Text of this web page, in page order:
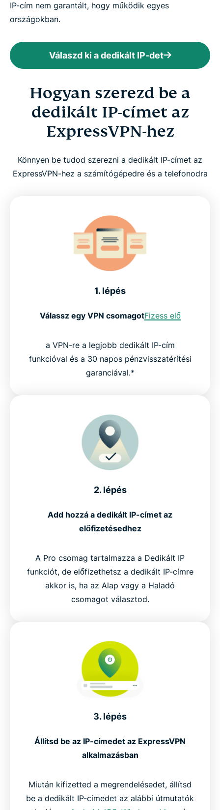
IP-cím nem garantált, hogy működik egyes
országokban.
Válaszd ki a dedikált IP-det
Hogyan szerezd be a
dedikált IP-címet az
ExpressVPN-hez
Könnyen be tudod szerezni a dedikált IP-címet az
ExpressVPN-hez a számítógépedre és a telefonodra
1. lépés
Válassz egy VPN csomagotFizess elő
a VPN-re a legjobb dedikált IP-cím
funkcióval és a 30 napos pénzvisszatérítési
garanciával.*
2. lépés
Add hozzá a dedikált IP-címet az
előfizetésedhez
A Pro csomag tartalmazza a Dedikált IP
funkciót, de előfizethetsz a dedikált IP-címre
akkor is, ha az Alap vagy a Haladó
csomagot választod.
3. lépés
Állítsd be az IP-címedet az ExpressVPN
alkalmazásban
Miután kifizetted a megrendelésedet, állítsd
be a dedikált IP-címedet az alábbi útmutatók